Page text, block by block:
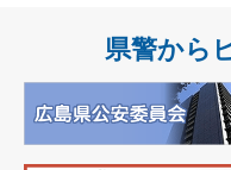
県警から